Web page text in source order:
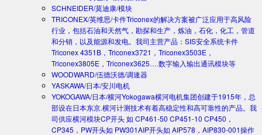
SCHNEIDER/莫迪康/模块
TRICONEX/英维思/卡件Triconex的解决方案被广泛应用于高风险
行业，包括石油和天然气，勘探和生产，炼油，石化，化工，管道
和分销，以及能源和发电。我司主营产品：SIS安全系统卡件
Triconex 4351B，Triconex3721，Triconex3503E，
Triconex3805E，Triconex3625….数字输入输出通讯模块等
WOODWARD/伍德沃德/调速器
YASKAWA/日本/安川电机
YOKOGAWA/日本/横河Yokogawa横河电机集团创建于1915年，总
部设在日本东京.横河计测技术有着高稳定性和高可靠性的产品。我
司供应横河模块CP开头 如 CP461-50 CP451-10 CP450，
CP345，PW开头如 PW301AIP开头如 AIP578，AIP830-001操作